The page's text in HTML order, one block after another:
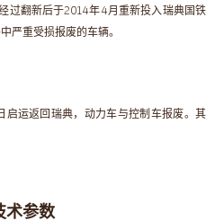
过翻新后于2014年4月重新投入瑞典国铁
严重受损报废的车辆。
启运返回瑞典，动力车与控制车报废。其
术参数